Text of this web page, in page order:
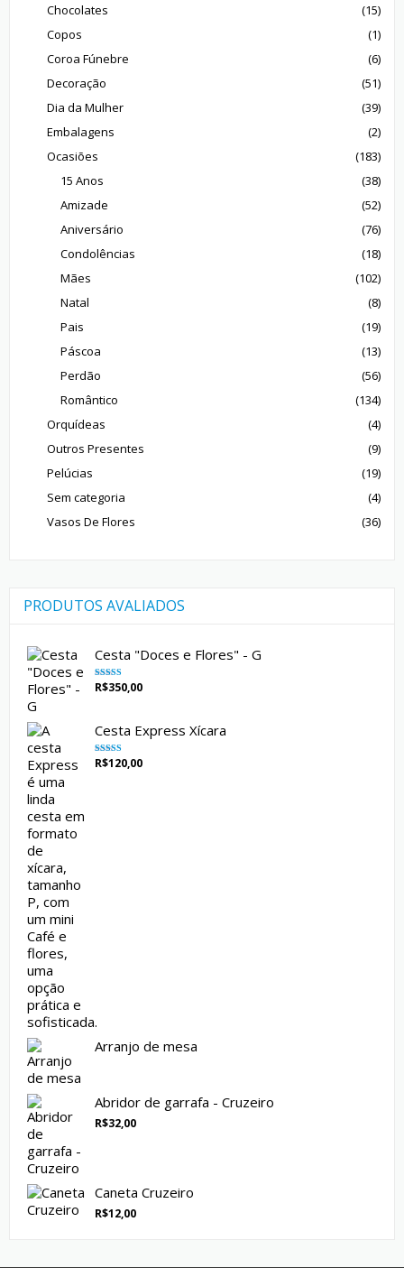
Chocolates
(15)
Copos
(1)
Coroa Fúnebre
(6)
Decoração
(51)
Dia da Mulher
(39)
Embalagens
(2)
Ocasiões
(183)
15 Anos
(38)
Amizade
(52)
Aniversário
(76)
Condolências
(18)
Mães
(102)
Natal
(8)
Pais
(19)
Páscoa
(13)
Perdão
(56)
Romântico
(134)
Orquídeas
(4)
Outros Presentes
(9)
Pelúcias
(19)
Sem categoria
(4)
Vasos De Flores
(36)
PRODUTOS AVALIADOS
Cesta "Doces e Flores" - G
Avaliação
5.00de 5
R$350,00
Cesta Express Xícara
Avaliação
5.00 de 5
R$120,00
Arranjo de mesa
Abridor de garrafa - Cruzeiro
R$32,00
Caneta Cruzeiro
R$12,00